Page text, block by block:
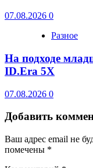
07.08.2026 0
Разное
На подходе
ID.Era 5X
07.08.2026 0
Добавить
Ваш адрес email не
помечены *